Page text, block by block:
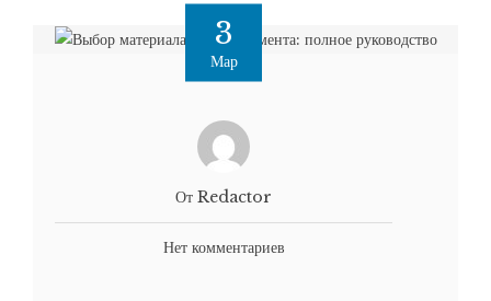
3
Мар
От Redactor
Нет комментариев